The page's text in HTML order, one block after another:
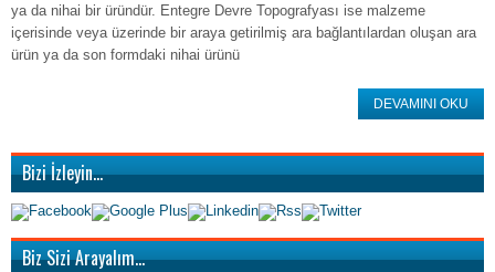
ya da nihai bir üründür. Entegre Devre Topografyası ise malzeme
içerisinde veya üzerinde bir araya getirilmiş ara bağlantılardan oluşan ara
ürün ya da son formdaki nihai ürünü
DEVAMINI OKU
Bizi İzleyin…
Biz Sizi Arayalım…